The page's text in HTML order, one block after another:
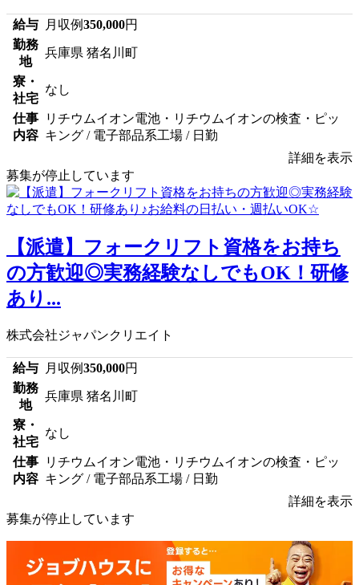
給与 月収例350,000円
勤務
地
兵庫県 猪名川町
寮・
社宅
なし
仕事
内容
リチウムイオン電池・リチウムイオンの検査・ピッ
キング / 電子部品系工場 / 日勤
詳細を表示
募集が停止しています
【派遣】フォークリフト資格をお持ち
の方歓迎◎実務経験なしでもOK！研修
あり...
株式会社ジャパンクリエイト
給与 月収例350,000円
勤務
地
兵庫県 猪名川町
寮・
社宅
なし
仕事
内容
リチウムイオン電池・リチウムイオンの検査・ピッ
キング / 電子部品系工場 / 日勤
詳細を表示
募集が停止しています